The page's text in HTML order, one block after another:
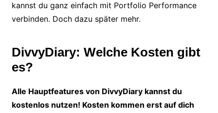
kannst du ganz einfach mit Portfolio Performance
verbinden. Doch dazu später mehr.
DivvyDiary: Welche Kosten gibt
es?
Alle Hauptfeatures von DivvyDiary kannst du
kostenlos nutzen! Kosten kommen erst auf dich